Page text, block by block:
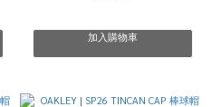
加入購物車